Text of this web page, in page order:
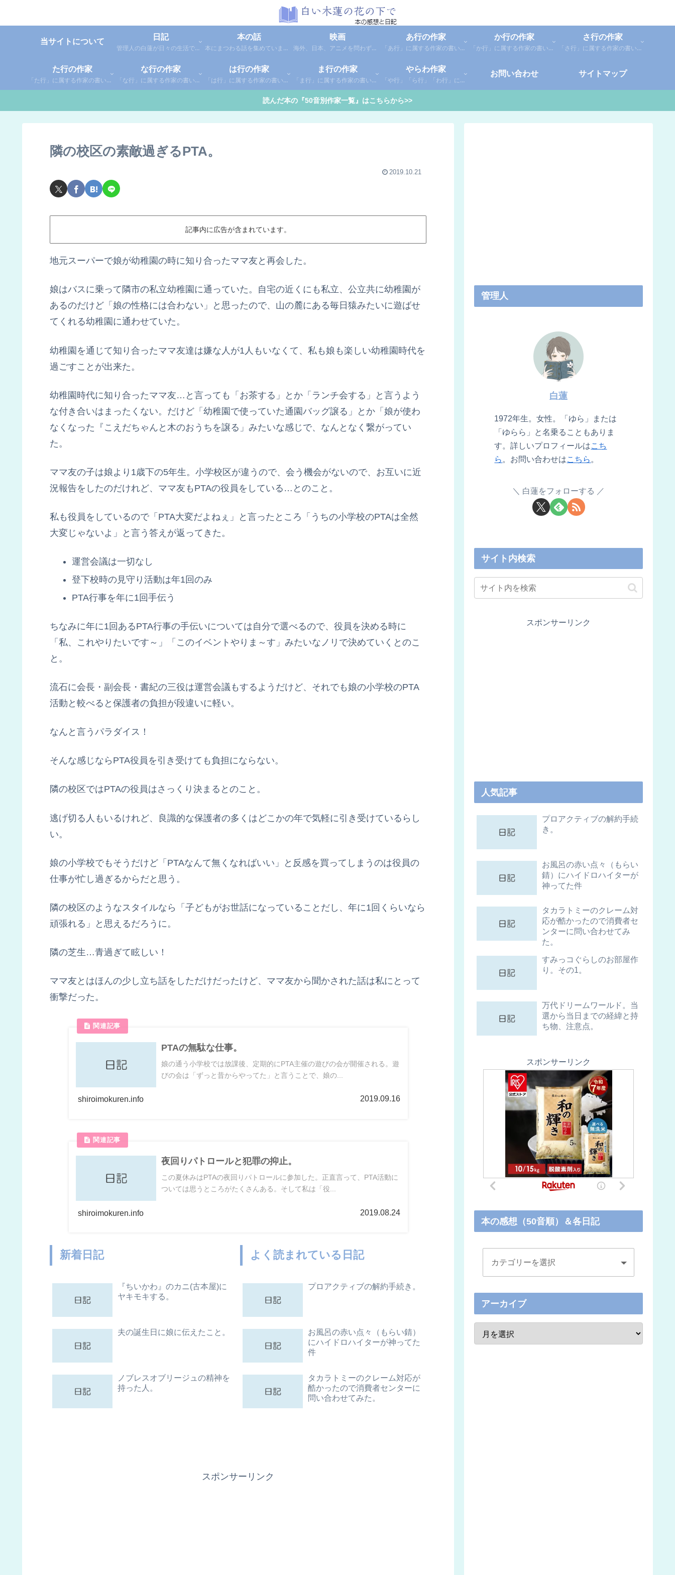
当サイトについて
日記
管理人の白蓮が日々の生活で感じた事や考えた事を綴った個人的な日記です。
本の話
本にまつわる話を集めています。1年間に読んだ本の総括や、本に関する話題など。
映画
海外、日本、アニメを問わず映画の感想（レビュー）を綴っています。
あ行の作家
「あ行」に属する作家の書いた本の感想です。「あ」「い」「う」「え」「お」に分類しているので、お好きな作家の作品を探してみてください。
か行の作家
「か行」に属する作家の書いた本の感想です。さらに「か」「き」「く」「け」「こ」に分類していあります。お好きな作家の作品を探してみてください。
さ行の作家
「さ行」に属する作家の書いた本の感想です。さらに「さ」「し」「す」「せ」「そ」に分類していあります。お好きな作家の作品を探してみてください。
た行の作家
「た行」に属する作家の書いた本の感想です。さらに「た」「ち」「つ」「て」「と」に分類していあります。お好きな作家の作品を探してみてください。
な行の作家
「な行」に属する作家の書いた本の感想です。さらに「な」「に」「ぬ」「ね」「の」に分類していあります。お好きな作家の作品を探してみてください。
は行の作家
「は行」に属する作家の書いた本の感想です。さらに「は」「ひ」「ふ」「へ」「ほ」に分類していあります。お好きな作家の作品を探してみてください。
ま行の作家
「ま行」に属する作家の書いた本の感想です。さらに「ま」「み」「む」「め」「も」に分類していあります。お好きな作家の作品を探してみてください。
やらわ作家
「や行」「ら行」「わ行」に属する作家の書いた本の感想です。さらに「や」「ゆ」「よ」「り」「れ」「わ」に分類していあります。お好きな作家の作品を探してみてください。
お問い合わせ サイトマップ
読んだ本の『50音別作家一覧』はこちらから>>
隣の校区の素敵過ぎるPTA。
2019.10.21
記事内に広告が含まれています。
地元スーパーで娘が幼稚園の時に知り合ったママ友と再会した。
娘はバスに乗って隣市の私立幼稚園に通っていた。自宅の近くにも私立、公立共に幼稚園が
あるのだけど「娘の性格には合わない」と思ったので、山の麓にある毎日猿みたいに遊ばせ
てくれる幼稚園に通わせていた。
幼稚園を通じて知り合ったママ友達は嫌な人が1人もいなくて、私も娘も楽しい幼稚園時代を
過ごすことが出来た。
幼稚園時代に知り合ったママ友…と言っても「お茶する」とか「ランチ会する」と言うよう
な付き合いはまったくない。だけど「幼稚園で使っていた通園バッグ譲る」とか「娘が使わ
なくなった『こえだちゃんと木のおうちを譲る」みたいな感じで、なんとなく繋がってい
た。
ママ友の子は娘より1歳下の5年生。小学校区が違うので、会う機会がないので、お互いに近
況報告をしたのだけれど、ママ友もPTAの役員をしている…とのこと。
私も役員をしているので「PTA大変だよねぇ」と言ったところ「うちの小学校のPTAは全然
大変じゃないよ」と言う答えが返ってきた。
運営会議は一切なし
登下校時の見守り活動は年1回のみ
PTA行事を年に1回手伝う
ちなみに年に1回あるPTA行事の手伝いについては自分で選べるので、役員を決める時に
「私、これやりたいです～」「このイベントやりま～す」みたいなノリで決めていくとのこ
と。
流石に会長・副会長・書紀の三役は運営会議もするようだけど、それでも娘の小学校のPTA
活動と較べると保護者の負担が段違いに軽い。
なんと言うパラダイス！
そんな感じならPTA役員を引き受けても負担にならない。
隣の校区ではPTAの役員はさっくり決まるとのこと。
逃げ切る人もいるけれど、良識的な保護者の多くはどこかの年で気軽に引き受けているらし
い。
娘の小学校でもそうだけど「PTAなんて無くなればいい」と反感を買ってしまうのは役員の
仕事が忙し過ぎるからだと思う。
隣の校区のようなスタイルなら「子どもがお世話になっていることだし、年に1回くらいなら
頑張れる」と思えるだろうに。
隣の芝生…青過ぎて眩しい！
ママ友とはほんの少し立ち話をしただけだったけど、ママ友から聞かされた話は私にとって
衝撃だった。
PTAの無駄な仕事。
娘の通う小学校では放課後、定期的にPTA主催の遊びの会が開催される。遊
びの会は「ずっと昔からやってた」と言うことで、娘の...
shiroimokuren.info 2019.09.16
夜回りパトロールと犯罪の抑止。
この夏休みはPTAの夜回りパトロールに参加した。正直言って、PTA活動に
ついては思うところがたくさんある。そして私は「役...
shiroimokuren.info 2019.08.24
新着日記
『ちいかわ』のカニ(古本屋)に
ヤキモキする。
夫の誕生日に娘に伝えたこと。
ノブレスオブリージュの精神を
持った人。
よく読まれている日記
プロアクティブの解約手続き。
お風呂の赤い点々（もらい錆）
にハイドロハイターが神ってた
件
タカラトミーのクレーム対応が
酷かったので消費者センターに
問い合わせてみた。
スポンサーリンク
管理人
白蓮
1972年生。女性。「ゆら」または
「ゆらら」と名乗ることもありま
す。詳しいプロフィールはこち
ら 。お問い合わせはこちら 。
白蓮をフォローする
サイト内検索
スポンサーリンク
人気記事
プロアクティブの解約手続
き。
お風呂の赤い点々（もらい
錆）にハイドロハイターが
神ってた件
タカラトミーのクレーム対
応が酷かったので消費者セ
ンターに問い合わせてみ
た。
すみっコぐらしのお部屋作
り。その1。
万代ドリームワールド。当
選から当日までの経緯と持
ち物、注意点。
スポンサーリンク
本の感想（50音順）＆各日記
アーカイブ